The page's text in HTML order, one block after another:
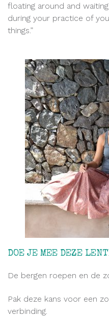
floating around and
during your practice of
things.”
DOE JE MEE DEZE
De bergen roepen en de
Pak deze kans voor een
verbinding.